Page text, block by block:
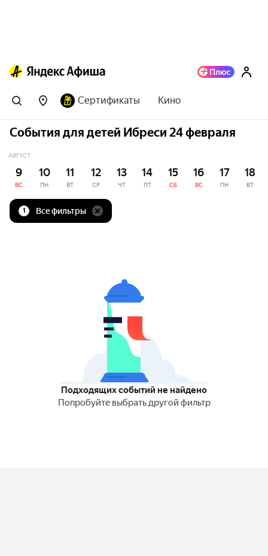
Сертификаты Кино
События для детей Ибреси 24 февраля
АВГУСТ
9
ВС
10
ПН
11
ВТ
12
СР
13
ЧТ
14
ПТ
15
СБ
16
ВС
17
ПН
18
ВТ
1 Все фильтры
Подходящих событий не найдено
Попробуйте выбрать другой фильтр